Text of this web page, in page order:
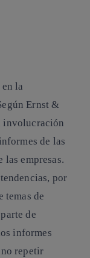
la
Ernst &
involucración
de las
las empresas.
por
temas de
de
informes
repetir